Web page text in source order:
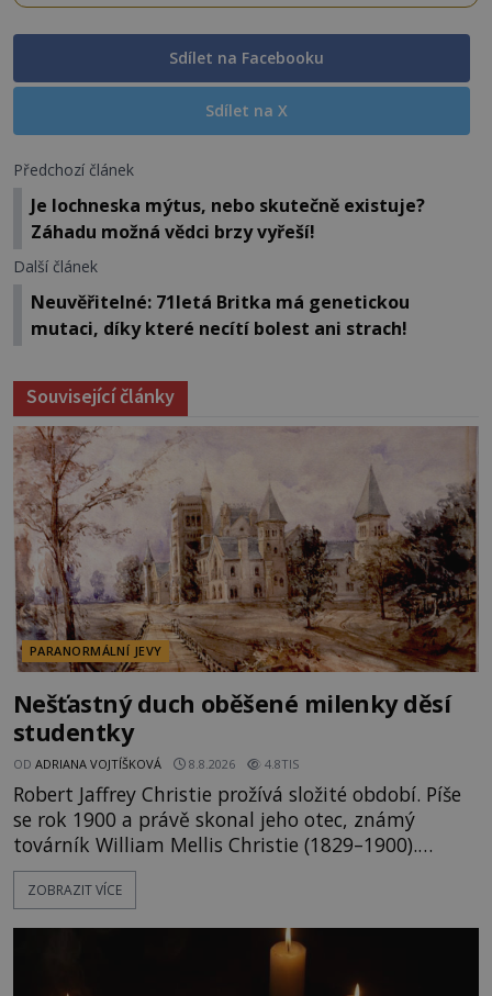
Sdílet na Facebooku
Sdílet na X
Předchozí článek
Je lochneska mýtus, nebo skutečně existuje?
Záhadu možná vědci brzy vyřeší!
Další článek
Neuvěřitelné: 71letá Britka má genetickou
mutaci, díky které necítí bolest ani strach!
Související články
PARANORMÁLNÍ JEVY
Nešťastný duch oběšené milenky děsí
studentky
OD ADRIANA VOJTÍŠKOVÁ 8.8.2026 4.8TIS
Robert Jaffrey Christie prožívá složité období. Píše
se rok 1900 a právě skonal jeho otec, známý
továrník William Mellis Christie (1829–1900).
Smutná událost je ale doprovázena ohromným
dědictvím... Robertu připadne rodinné sídlo v
ta, na niž přijde Robert, by jen tak někoho
ZOBRAZIT VÍCE